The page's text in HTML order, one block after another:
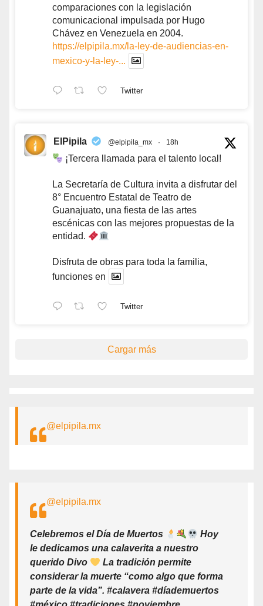
comparaciones con la legislación
comunicacional impulsada por Hugo
Chávez en Venezuela en 2004.
https://elpipila.mx/la-ley-de-audiencias-en-
mexico-y-la-ley-...
Twitter
ElPipila @elpipila_mx · 18h
¡Tercera llamada para el talento local!
La Secretaría de Cultura invita a disfrutar del
8° Encuentro Estatal de Teatro de
Guanajuato, una fiesta de las artes
escénicas con las mejores propuestas de la
entidad.
Disfruta de obras para toda la familia,
funciones en
Twitter
Cargar más
@elpipila.mx
@elpipila.mx
Celebremos el Día de Muertos
Hoy
le dedicamos una calaverita a nuestro
querido Divo
La tradición permite
considerar la muerte “como algo que forma
parte de la vida”. #calavera #díademuertos